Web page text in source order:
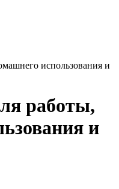
использования и
работы,
и